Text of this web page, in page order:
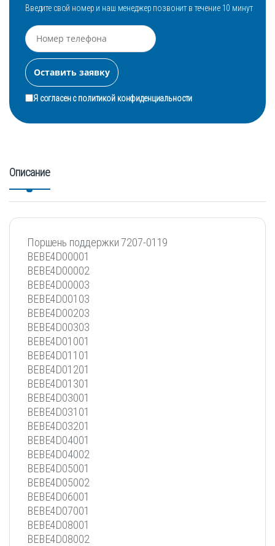
Введите свой номер и наш менеджер позвонит в течение 10 минут
Я согласен сполитикой конфиденциальности
Описание
Поршень поддержки 7207-0119
BEBE4D00001
BEBE4D00002
BEBE4D00003
BEBE4D00103
BEBE4D00203
BEBE4D00303
BEBE4D01001
BEBE4D01101
BEBE4D01201
BEBE4D01301
BEBE4D03001
BEBE4D03101
BEBE4D03201
BEBE4D04001
BEBE4D04002
BEBE4D05001
BEBE4D05002
BEBE4D06001
BEBE4D07001
BEBE4D08001
BEBE4D08002